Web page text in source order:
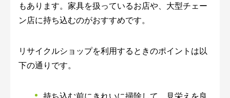
もあります。家具を扱っているお店や、大型チェー
ン店に持ち込むのがおすすめです。
リサイクルショップを利用するときのポイントは以
下の通りです。